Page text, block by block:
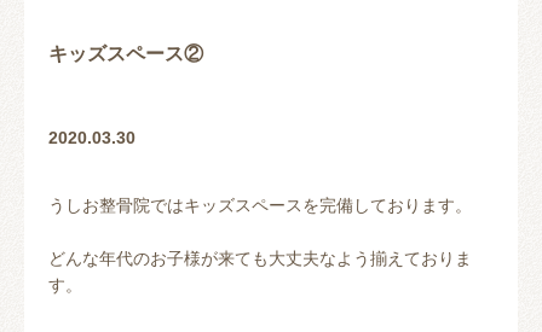
キッズスペース②
2020.03.30
うしお整骨院ではキッズスペースを完備しております。
どんな年代のお子様が来ても大丈夫なよう揃えておりま
す。